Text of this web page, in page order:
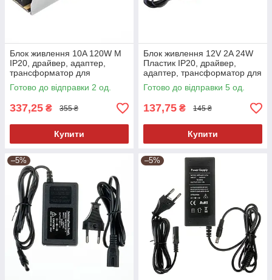
Блок живлення 10A 120W M
IP20, драйвер, адаптер,
трансформатор для
світлодіодної LED стрічки
Готово до відправки 2 од.
337,25 ₴ 355 ₴
Купити
Блок живлення 12V 2A 24W
Пластик IP20, драйвер,
адаптер, трансформатор для
світлодіодної LED стрічки
Готово до відправки 5 од.
137,75 ₴ 145 ₴
Купити
–5% –5%